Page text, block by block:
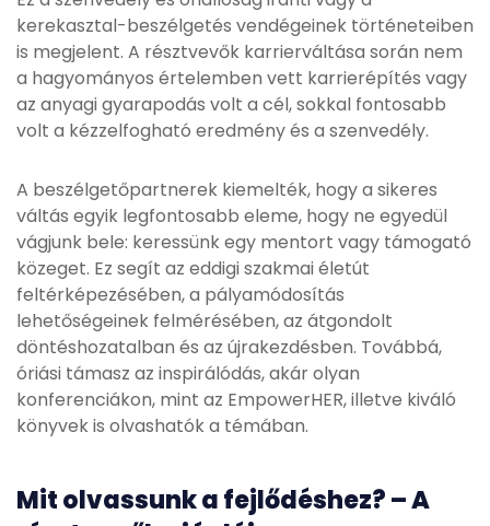
kerekasztal-beszélgetés vendégeinek történeteiben
is megjelent. A résztvevők karrierváltása során nem
a hagyományos értelemben vett karrierépítés vagy
az anyagi gyarapodás volt a cél, sokkal fontosabb
volt a kézzelfogható eredmény és a szenvedély.
A beszélgetőpartnerek kiemelték, hogy a sikeres
váltás egyik legfontosabb eleme, hogy ne egyedül
vágjunk bele: keressünk egy mentort vagy támogató
közeget. Ez segít az eddigi szakmai életút
feltérképezésében, a pályamódosítás
lehetőségeinek felmérésében, az átgondolt
döntéshozatalban és az újrakezdésben. Továbbá,
óriási támasz az inspirálódás, akár olyan
konferenciákon, mint az EmpowerHER, illetve kiváló
könyvek is olvashatók a témában.
Mit olvassunk a fejlődéshez? – A